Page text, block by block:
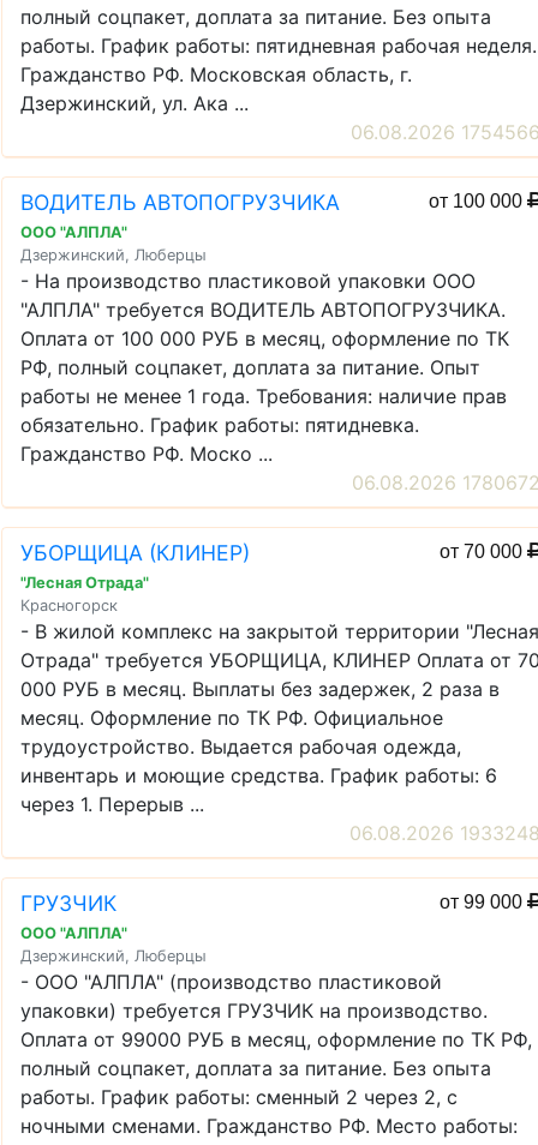
полный соцпакет, доплата за питание. Без опыта
работы. График работы: пятидневная рабочая неделя.
Гражданство РФ. Московская область, г.
Дзержинский, ул. Ака ...
06.08.2026
ВОДИТЕЛЬ АВТОПОГРУЗЧИКА от 100 000
ООО "АЛПЛА"
Дзержинский, Люберцы
- На производство пластиковой упаковки ООО
"АЛПЛА" требуется ВОДИТЕЛЬ АВТОПОГРУЗЧИКА.
Оплата от 100 000 РУБ в месяц, оформление по ТК
РФ, полный соцпакет, доплата за питание. Опыт
работы не менее 1 года. Требования: наличие прав
обязательно. График работы: пятидневка.
Гражданство РФ. Моско ...
06.08.2026
УБОРЩИЦА (КЛИНЕР) от 70 000
"Лесная Отрада"
Красногорск
- В жилой комплекс на закрытой территории "Лесная
Отрада" требуется УБОРЩИЦА, КЛИНЕР Оплата от
000 РУБ в месяц. Выплаты без задержек, 2 раза в
месяц. Оформление по ТК РФ. Официальное
трудоустройство. Выдается рабочая одежда,
инвентарь и моющие средства. График работы: 6
через 1. Перерыв ...
06.08.2026
ГРУЗЧИК от 99 000
ООО "АЛПЛА"
Дзержинский, Люберцы
- ООО "АЛПЛА" (производство пластиковой
упаковки) требуется ГРУЗЧИК на производство.
Оплата от 99000 РУБ в месяц, оформление по ТК РФ,
полный соцпакет, доплата за питание. Без опыта
работы. График работы: сменный 2 через 2, с
ночными сменами. Гражданство РФ. Место работы: